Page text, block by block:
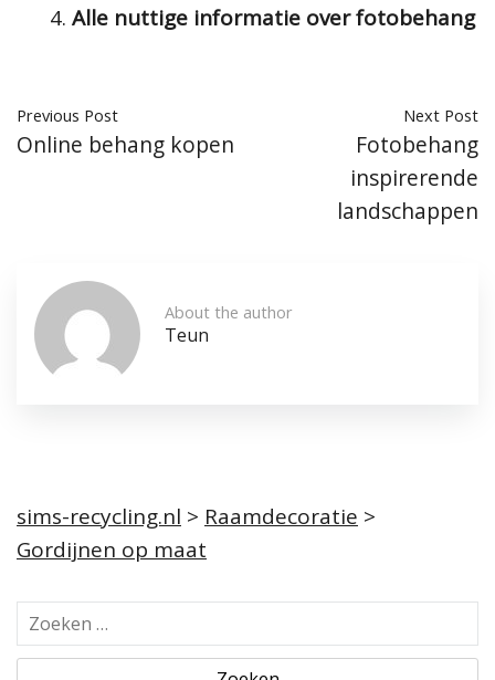
Alle nuttige informatie over fotobehang
Previous Post
Online behang kopen
Next Post
Fotobehang
inspirerende
landschappen
About the author
Teun
sims-recycling.nl > Raamdecoratie >
Gordijnen op maat
o